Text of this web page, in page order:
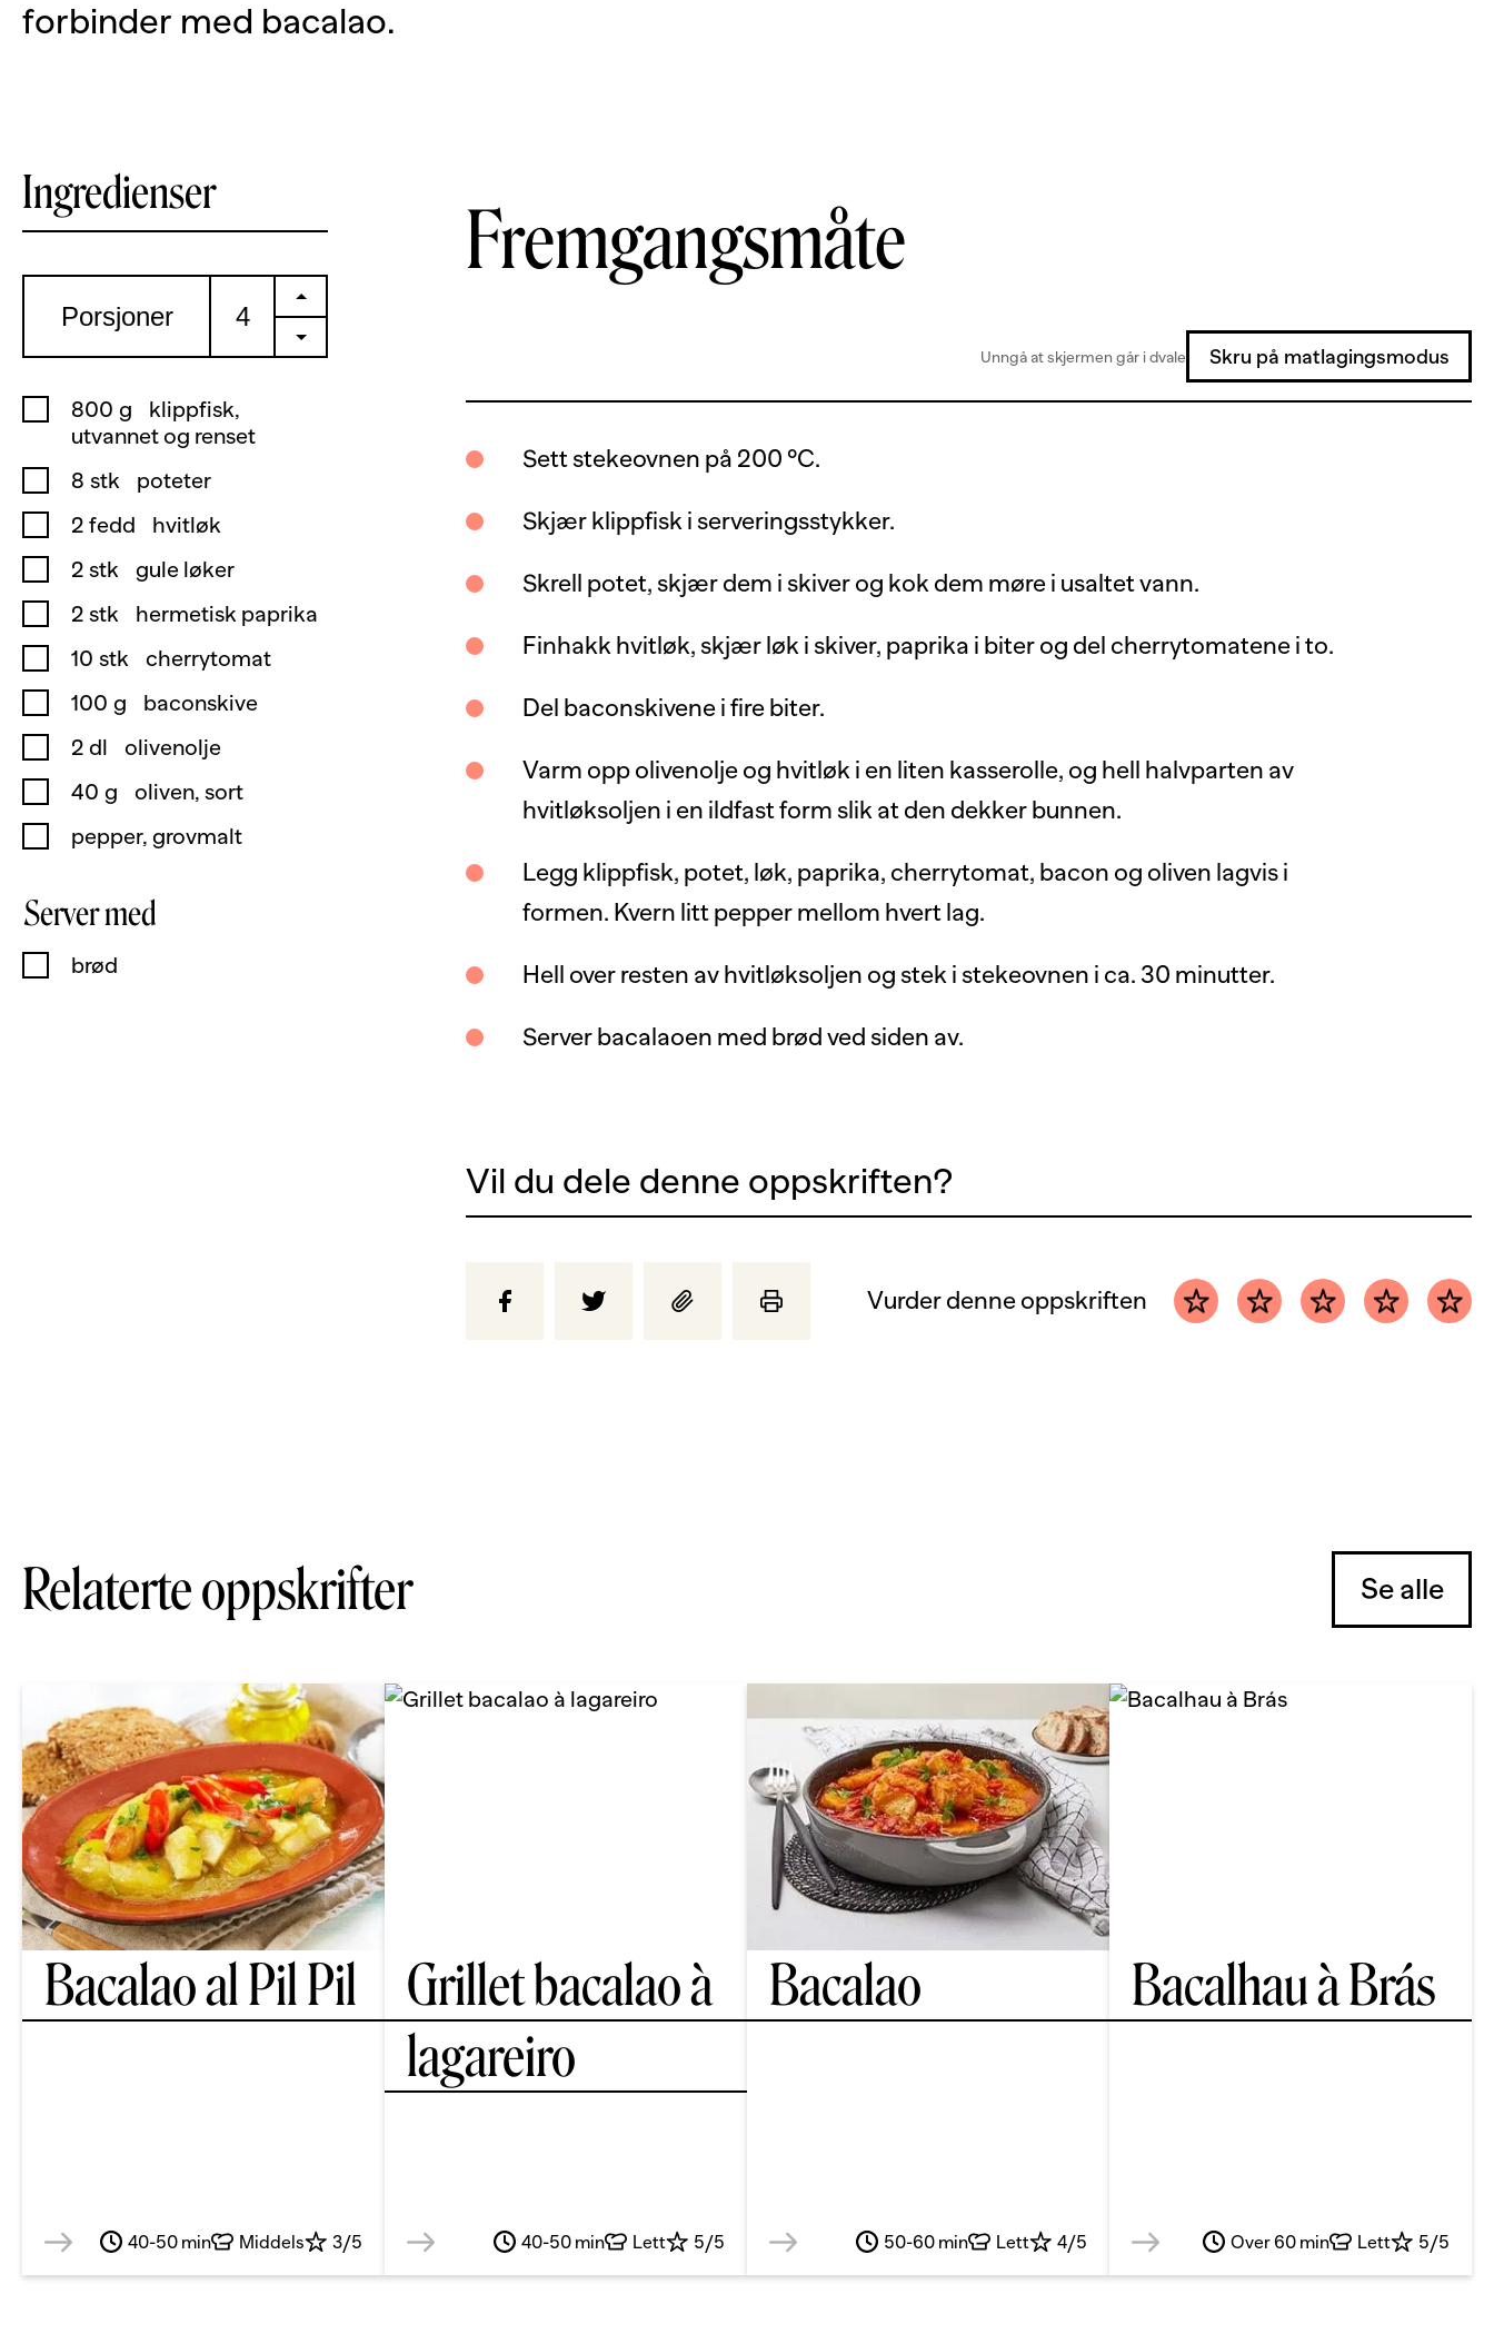
forbinder med bacalao.
Ingredienser
Porsjoner
800 g
klippfisk,
utvannet og renset
8 stk
poteter
2 fedd
hvitløk
2 stk
gule løker
2 stk
hermetisk paprika
10 stk
cherrytomat
100 g
baconskive
2 dl
olivenolje
40 g
oliven, sort
pepper, grovmalt
Server med
brød
Fremgangsmåte
Unngå at skjermen går i dvale Skru på matlagingsmodus
Sett stekeovnen på 200 °C.
Skjær klippfisk i serveringsstykker.
Skrell potet, skjær dem i skiver og kok dem møre i usaltet vann.
Finhakk hvitløk, skjær løk i skiver, paprika i biter og del cherrytomatene i to.
Del baconskivene i fire biter.
Varm opp olivenolje og hvitløk i en liten kasserolle, og hell halvparten av
hvitløksoljen i en ildfast form slik at den dekker bunnen.
Legg klippfisk, potet, løk, paprika, cherrytomat, bacon og oliven lagvis i
formen. Kvern litt pepper mellom hvert lag.
Hell over resten av hvitløksoljen og stek i stekeovnen i ca. 30 minutter.
Server bacalaoen med brød ved siden av.
Vil du dele denne oppskriften?
Vurder denne oppskriften
Relaterte oppskrifter Se alle
Bacalao al Pil Pil
40-50 min Middels 3/5
Grillet bacalao à
lagareiro
40-50 min Lett 5/5
Bacalao
50-60 min Lett 4/5
Bacalhau à Brás
Over 60 min Lett 5/5